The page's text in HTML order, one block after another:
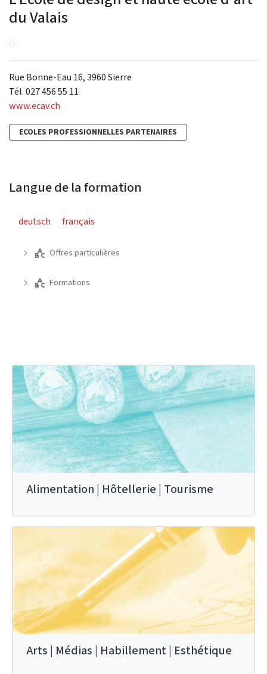
du Valais
Rue Bonne-Eau 16, 3960 Sierre
Tél. 027 456 55 11
www.ecav.ch
ECOLES PROFESSIONNELLES PARTENAIRES
Langue de la formation
deutsch français
Offres particulières
Formations
Alimentation | Hôtellerie | Tourisme
Arts | Médias | Habillement | Esthétique